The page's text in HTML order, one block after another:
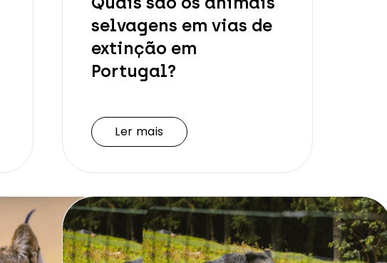
selvagens em vias de
extinção em
Portugal?
Ler mais